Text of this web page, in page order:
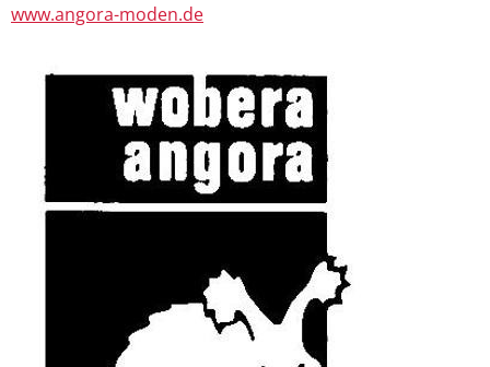
www.angora-moden.de